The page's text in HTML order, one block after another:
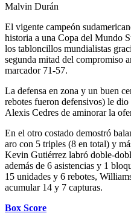
Malvin Durán
El vigente campeón
historia a una Copa del Mundo
los tabloncillos mundialistas
segunda mitad del compromiso
marcador 71-57.
La defensa en zona y un buen
rebotes fueron defensivos) le
Alexis Cedres de aminorar la
En el otro costado demostró
aro con 5 triples (8 en total) y
Kevin Gutiérrez labró doble-
además de 6 asistencias y 1
15 unidades y 6 rebotes,
acumular 14 y 7 capturas.
Box Score